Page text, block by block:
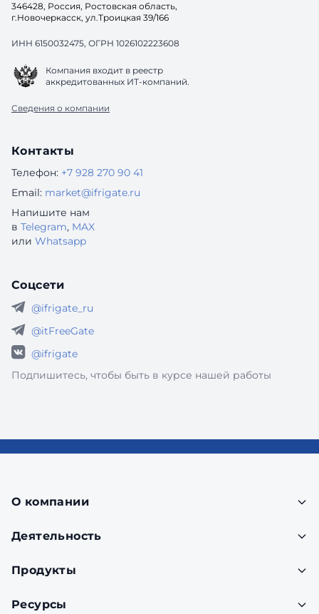
346428, Россия, Ростовская область,
г.Новочеркасск, ул.Троицкая 39/166
ИНН 6150032475, ОГРН 1026102223608
Компания входит в реестр
аккредитованных ИТ-компаний.
Сведения о компании
Контакты
Телефон: +7 928 270 90 41
Email: market@ifrigate.ru
Напишите нам
в Telegram, MAX
или Whatsapp
Соцсети
@ifrigate_ru
@itFreeGate
@ifrigate
Подпишитесь, чтобы быть в курсе нашей работы
О компании
Деятельность
Продукты
Ресурсы